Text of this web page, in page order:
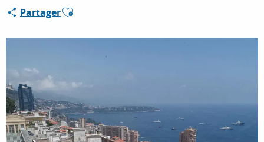
SÉJOURNER
PartagerAjouter aux favoris